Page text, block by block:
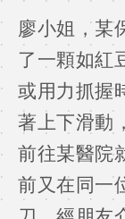
廖小姐，某
了一顆如紅
或用力抓握
著上下滑動
前往某醫院
前又在同一